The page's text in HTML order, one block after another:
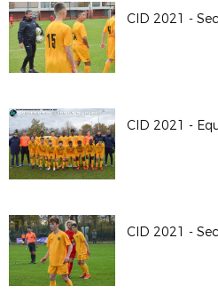
CID 2021 -
CID 2021 -
CID 2021 -